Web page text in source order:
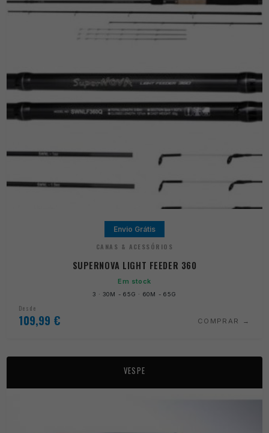
Envio Grátis
CANAS & ACESSÓRIOS
SUPERNOVA LIGHT FEEDER 360
Em stock
3 · 30M - 65G · 60M - 65G
Desde
109,99 € COMPRAR
VESPE